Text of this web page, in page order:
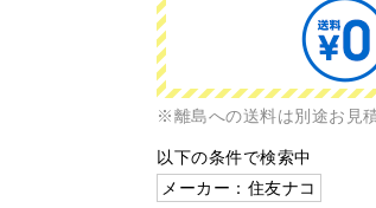
※離島への送料は別途お見
以下の条件で検索中
メーカー：住友ナコ